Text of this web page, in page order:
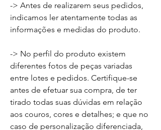
-> Antes de realizarem seus pedidos,
indicamos ler atentamente todas as
informações e medidas do produto.
-> No perfil do produto existem
diferentes fotos de peças variadas
entre lotes e pedidos. Certifique-se
antes de efetuar sua compra, de ter
tirado todas suas dúvidas em relação
aos couros, cores e detalhes; e que no
caso de personalização diferenciada,